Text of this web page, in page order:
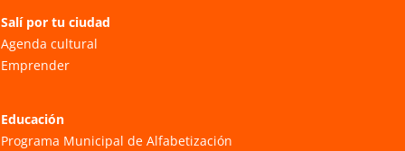
Salí por tu ciudad
Agenda cultural
Emprender
Educación
Programa Municipal de Alfabetización